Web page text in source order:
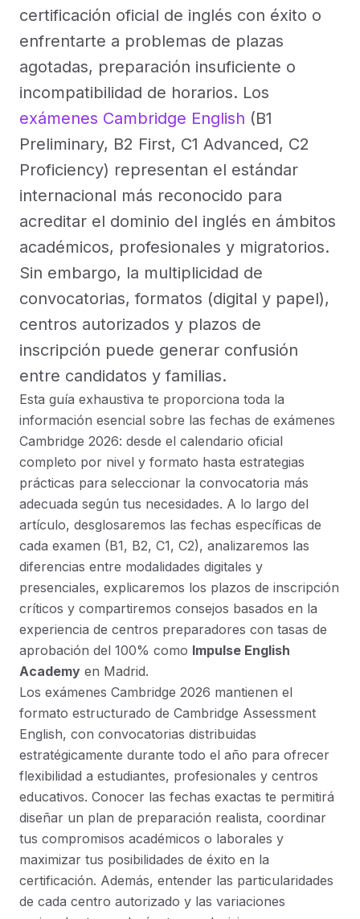
certificación oficial de inglés con éxito o
enfrentarte a problemas de plazas
agotadas, preparación insuficiente o
incompatibilidad de horarios. Los
exámenes Cambridge English (B1
Preliminary, B2 First, C1 Advanced, C2
Proficiency) representan el estándar
internacional más reconocido para
acreditar el dominio del inglés en ámbitos
académicos, profesionales y migratorios.
Sin embargo, la multiplicidad de
convocatorias, formatos (digital y papel),
centros autorizados y plazos de
inscripción puede generar confusión
entre candidatos y familias.
Esta guía exhaustiva te proporciona toda la
información esencial sobre las fechas de exámenes
Cambridge 2026: desde el calendario oficial
completo por nivel y formato hasta estrategias
prácticas para seleccionar la convocatoria más
adecuada según tus necesidades. A lo largo del
artículo, desglosaremos las fechas específicas de
cada examen (B1, B2, C1, C2), analizaremos las
diferencias entre modalidades digitales y
presenciales, explicaremos los plazos de inscripción
críticos y compartiremos consejos basados en la
experiencia de centros preparadores con tasas de
aprobación del 100% como Impulse English
Academy en Madrid.
Los exámenes Cambridge 2026 mantienen el
formato estructurado de Cambridge Assessment
English, con convocatorias distribuidas
estratégicamente durante todo el año para ofrecer
flexibilidad a estudiantes, profesionales y centros
educativos. Conocer las fechas exactas te permitirá
diseñar un plan de preparación realista, coordinar
tus compromisos académicos o laborales y
maximizar tus posibilidades de éxito en la
certificación. Además, entender las particularidades
de cada centro autorizado y las variaciones